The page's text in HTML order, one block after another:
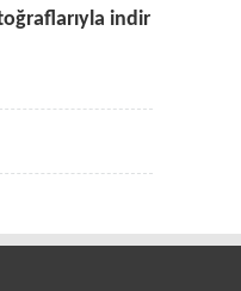
indir